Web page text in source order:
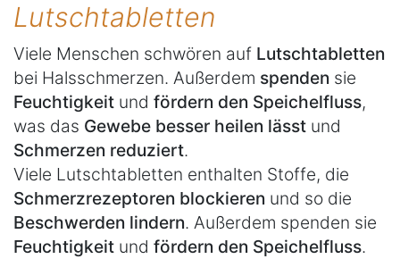
Lutschtabletten
Viele Menschen schwören auf Lutschtabletten
bei Halsschmerzen. Außerdem spenden sie
Feuchtigkeit und fördern den Speichelfluss,
was das Gewebe besser heilen lässt und
Schmerzen reduziert.
Viele Lutschtabletten enthalten Stoffe, die
Schmerzrezeptoren blockieren und so die
Beschwerden lindern. Außerdem spenden sie
Feuchtigkeit und fördern den Speichelfluss.